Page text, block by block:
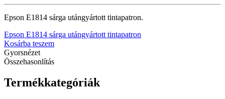
Epson E1814 sárga utángyártott tintapatron.
Epson E1814 sárga utángyártott tintapatron
Kosárba teszem
Gyorsnézet
Összehasonlítás
Termékkategóriák